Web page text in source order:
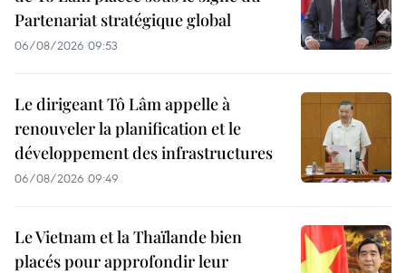
Partenariat stratégique global
06/08/2026 09:53
Le dirigeant Tô Lâm appelle à
renouveler la planification et le
développement des infrastructures
06/08/2026 09:49
Le Vietnam et la Thaïlande bien
placés pour approfondir leur